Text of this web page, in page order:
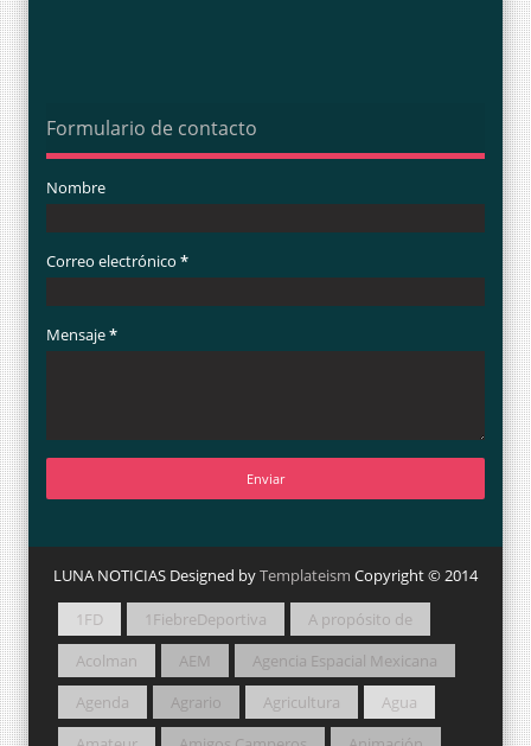
Formulario de contacto
Nombre
Correo electrónico *
Mensaje*
LUNA NOTICIAS Designed byTemplateism Copyright © 2014
1FD 1FiebreDeportiva
A propósito de
Acolman
AEM
Agencia Espacial Mexicana
Agenda
Agrario Agricultura
Agua